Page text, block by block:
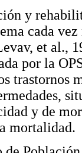
y
cada
et al.,
por la
trastornos
y de
mortalidad.